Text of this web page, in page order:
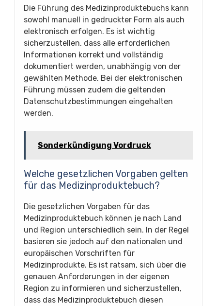
Die Führung des Medizinproduktebuchs kann
sowohl manuell in gedruckter Form als auch
elektronisch erfolgen. Es ist wichtig
sicherzustellen, dass alle erforderlichen
Informationen korrekt und vollständig
dokumentiert werden, unabhängig von der
gewählten Methode. Bei der elektronischen
Führung müssen zudem die geltenden
Datenschutzbestimmungen eingehalten
werden.
Sonderkündigung Vordruck
Welche gesetzlichen Vorgaben gelten
für das Medizinproduktebuch?
Die gesetzlichen Vorgaben für das
Medizinproduktebuch können je nach Land
und Region unterschiedlich sein. In der Regel
basieren sie jedoch auf den nationalen und
europäischen Vorschriften für
Medizinprodukte. Es ist ratsam, sich über die
genauen Anforderungen in der eigenen
Region zu informieren und sicherzustellen,
dass das Medizinproduktebuch diesen